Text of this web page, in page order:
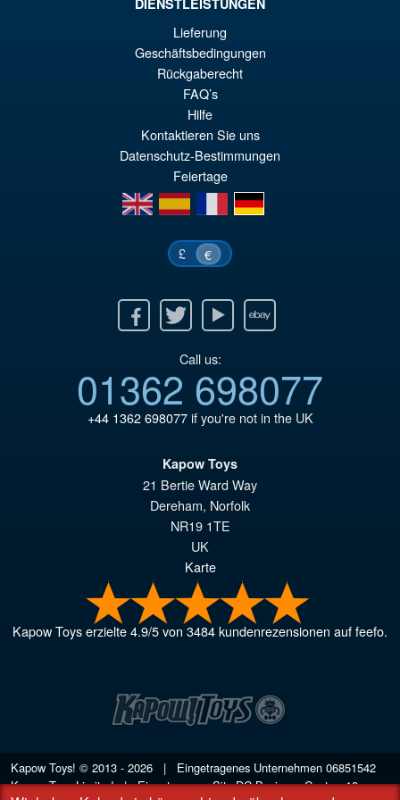
PRE ORDENA
DIENSTLEISTUNGEN
Lieferung
Geschäftsbedingungen
Rückgaberecht
FAQ’s
Hilfe
Kontaktieren Sie uns
Datenschutz-Bestimmungen
Feiertage
en
es fr de
£ €
Twitter Youtube Ebay
Call us:
01362 698077
+44 1362 698077if you're not in the UK
Kapow Toys
21 Bertie Ward Way
Dereham, Norfolk
NR19 1TE
UK
Karte
Kapow Toyserzielte4.9/5von 3484kundenrezensionen auf feefo.
Kapow Toys! © 2013 - 2026 | Eingetragenes Unternehmen 06851542
Kapow Toys Limited | Eingetragener Sitz DC Business Centre, 10